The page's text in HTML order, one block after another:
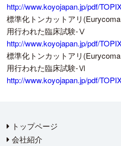
http://www.koyojapan.jp/pdf/
標準化トンカットアリ
用行われた臨床試験-Ⅴ
http://www.koyojapan.jp/pdf/
標準化トンカットアリ
用行われた臨床試験-Ⅵ
http://www.koyojapan.jp/pdf/
トップページ
会社紹介